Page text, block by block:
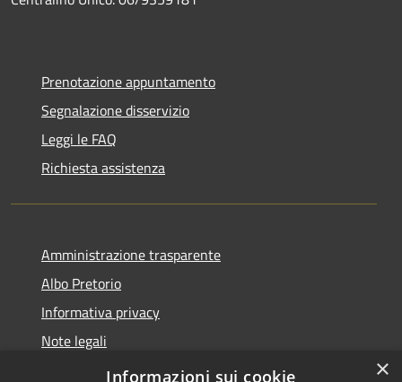
Prenotazione appuntamento
Segnalazione disservizio
Leggi le FAQ
Richiesta assistenza
Amministrazione trasparente
Albo Pretorio
Informativa privacy
Note legali
Dichiarazione di accessibilità
×
Informazioni sui cookie